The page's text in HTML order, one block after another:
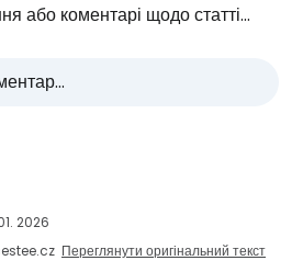
або коментарі щодо статті...
2026
Переглянути оригінальний текст